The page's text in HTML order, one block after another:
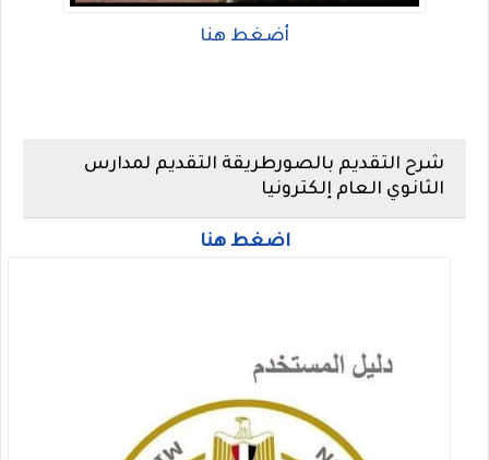
أضغط هنا
شرح التقديم بالصورطريقة التقديم لمدارس
الثانوي العام إلكترونيا
اضغط هنا